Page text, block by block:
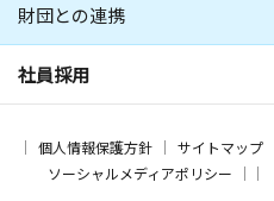
財団との連携
社員採用
個人情報保護方針 サイトマップ
ソーシャルメディアポリシー